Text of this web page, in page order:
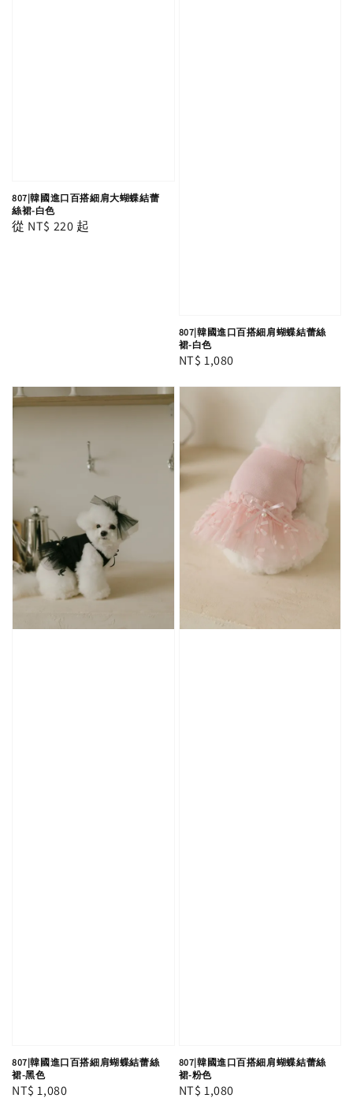
807|韓國進口百搭細肩大蝴蝶結蕾
絲裙-白色
Regular
從 NT$ 220 起
807|韓國進口百搭細肩蝴蝶結蕾絲
裙-白色
Regular
NT$ 1,080
807|韓國進口百搭細肩蝴蝶結蕾絲
裙-黑色
Regular
NT$ 1,080
807|韓國進口百搭細肩蝴蝶結蕾絲
裙-粉色
Regular
NT$ 1,080